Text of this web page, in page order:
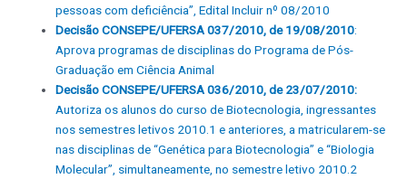
pessoas com deficiência”, Edital Incluir nº 08/2010
Decisão CONSEPE/UFERSA 037/2010, de 19/08/2010:
Aprova programas de disciplinas do Programa de Pós-
Graduação em Ciência Animal
Decisão CONSEPE/UFERSA 036/2010, de 23/07/2010:
Autoriza os alunos do curso de Biotecnologia, ingressantes
nos semestres letivos 2010.1 e anteriores, a matricularem-se
nas disciplinas de “Genética para Biotecnologia” e “Biologia
Molecular”, simultaneamente, no semestre letivo 2010.2